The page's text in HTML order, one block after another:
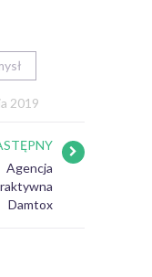
2019
Agencja
Damtox